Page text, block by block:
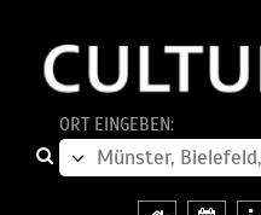
ORT EINGEBEN: